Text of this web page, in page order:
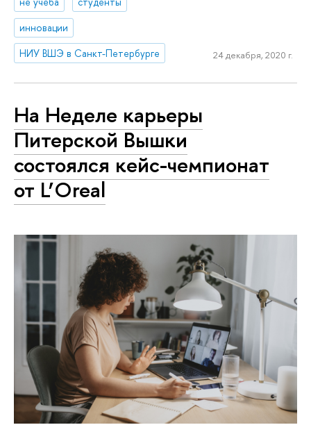
инновации
НИУ ВШЭ в Санкт-Петербурге
24 декабря, 2020 г.
На Неделе карьеры
Питерской Вышки
состоялся кейс-чемпионат
от L’Oreal